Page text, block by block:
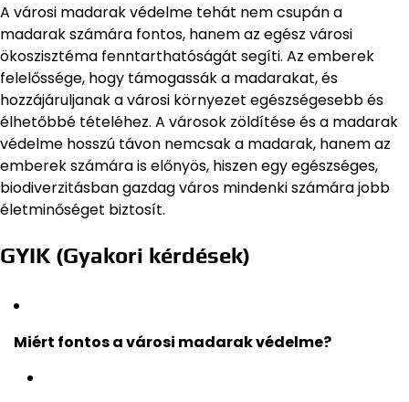
A városi madarak védelme tehát nem csupán a
madarak számára fontos, hanem az egész városi
ökoszisztéma fenntarthatóságát segíti. Az emberek
felelőssége, hogy támogassák a madarakat, és
hozzájáruljanak a városi környezet egészségesebb és
élhetőbbé tételéhez. A városok zöldítése és a madarak
védelme hosszú távon nemcsak a madarak, hanem az
emberek számára is előnyös, hiszen egy egészséges,
biodiverzitásban gazdag város mindenki számára jobb
életminőséget biztosít.
GYIK (Gyakori kérdések)
Miért fontos a városi madarak védelme?